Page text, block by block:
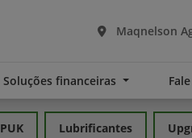
Maqnelson
Soluções financeiras
PUK Lubrificantes